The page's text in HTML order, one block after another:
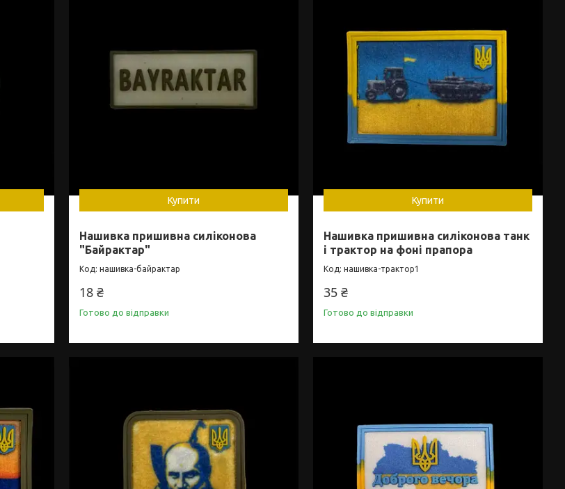
Купити
Нашивка пришивна силіконова
"Байрактар"
нашивка-байрактар
18 ₴
Готово до відправки
Купити
Нашивка пришивна силіконова танк
і трактор на фоні прапора
нашивка-трактор1
35 ₴
Готово до відправки